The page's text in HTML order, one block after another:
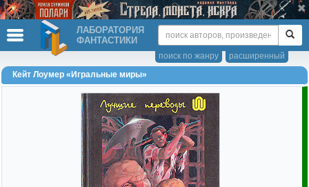
ЛАБОРАТОРИЯ
ФАНТАСТИКИ
расширенный
поиск по жанру
Кейт Лоумер «Игральные миры»